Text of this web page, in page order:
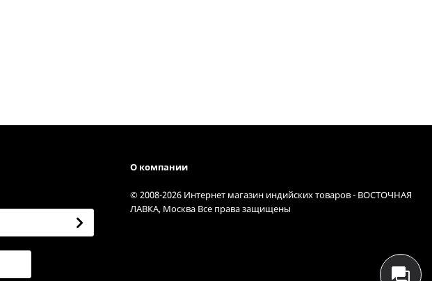
О компании
© 2008-2026 Интернет магазин индийских товаров - ВОСТОЧНАЯ
ЛАВКА, Москва Все права защищены